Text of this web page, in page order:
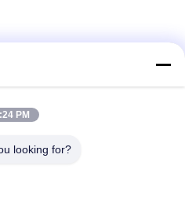
PM
looking for?